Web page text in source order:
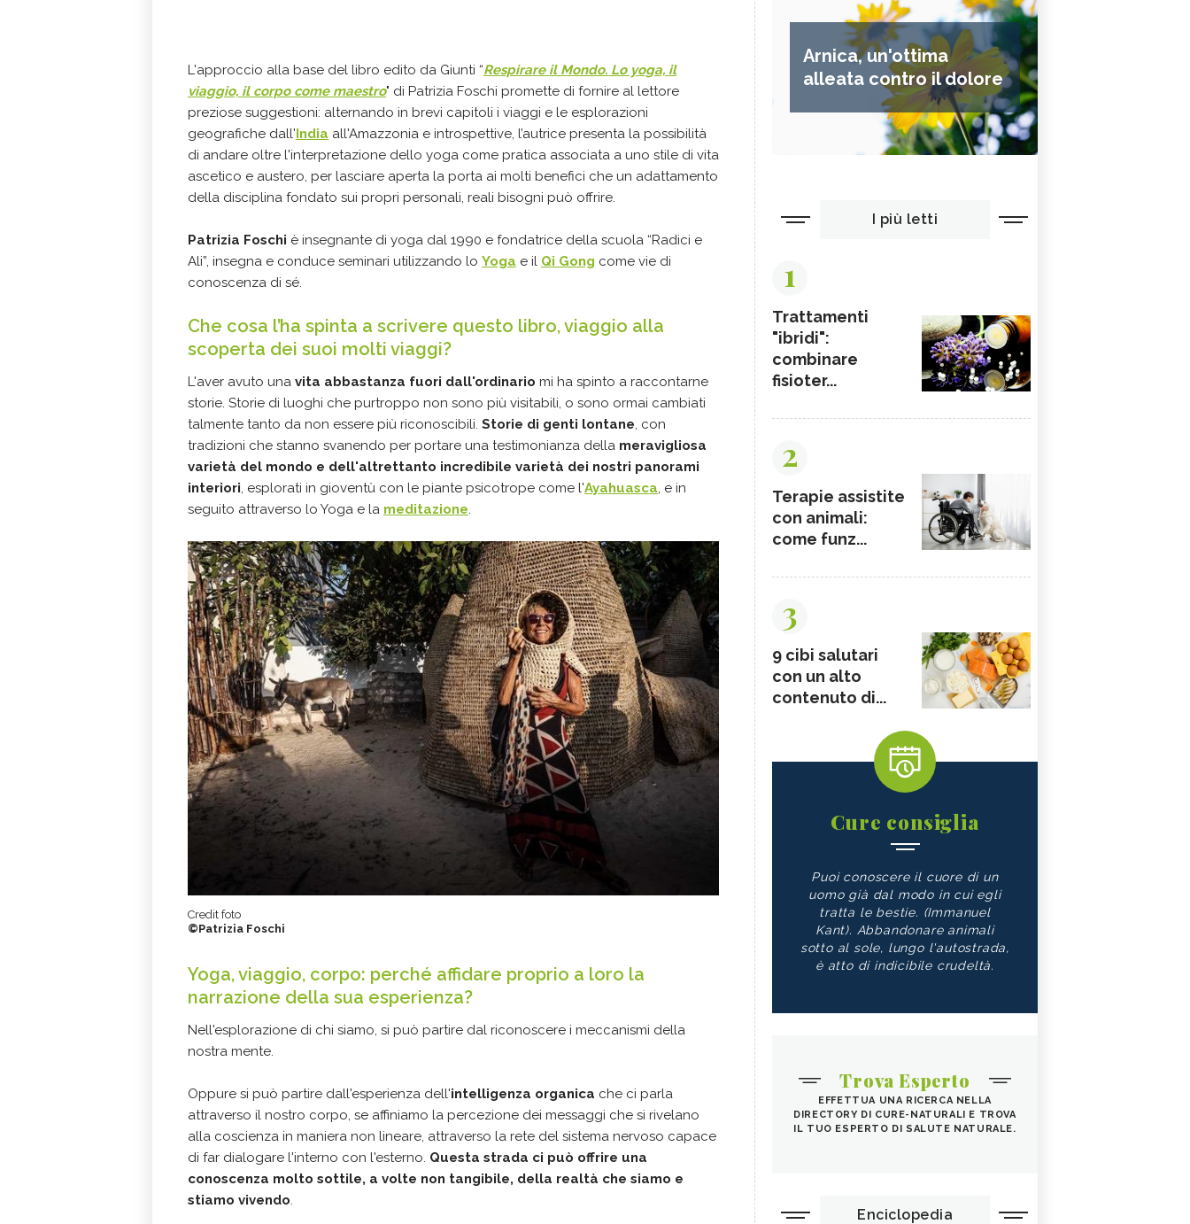
L'approccio alla base del libro edito da Giunti “Respirare il Mondo. Lo yoga, il
viaggio, il corpo come maestro" di Patrizia Foschi promette di fornire al lettore
preziose suggestioni: alternando in brevi capitoli i viaggi e le esplorazioni
geografiche dall'India all'Amazzonia e introspettive, l’autrice presenta la possibilità
di andare oltre l'interpretazione dello yoga come pratica associata a uno stile di vita
ascetico e austero, per lasciare aperta la porta ai molti benefici che un adattamento
della disciplina fondato sui propri personali, reali bisogni può offrire.
Patrizia Foschi è insegnante di yoga dal 1990 e fondatrice della scuola “Radici e
Ali”, insegna e conduce seminari utilizzando lo Yoga e il Qi Gong come vie di
conoscenza di sé.
Che cosa l’ha spinta a scrivere questo libro, viaggio alla
scoperta dei suoi molti viaggi?
L'aver avuto una vita abbastanza fuori dall'ordinario mi ha spinto a raccontarne
storie. Storie di luoghi che purtroppo non sono più visitabili, o sono ormai cambiati
talmente tanto da non essere più riconoscibili. Storie di genti lontane, con
tradizioni che stanno svanendo per portare una testimonianza della meravigliosa
varietà del mondo e dell'altrettanto incredibile varietà dei nostri panorami
interiori, esplorati in gioventù con le piante psicotrope come l'Ayahuasca, e in
seguito attraverso lo Yoga e la meditazione.
Credit foto
©Patrizia Foschi
Yoga, viaggio, corpo: perché affidare proprio a loro la
narrazione della sua esperienza?
Nell'esplorazione di chi siamo, si può partire dal riconoscere i meccanismi della
nostra mente.
Oppure si può partire dall'esperienza dell'intelligenza organica che ci parla
attraverso il nostro corpo, se affiniamo la percezione dei messaggi che si rivelano
alla coscienza in maniera non lineare, attraverso la rete del sistema nervoso capace
di far dialogare l'interno con l'esterno. Questa strada ci può offrire una
conoscenza molto sottile, a volte non tangibile, della realtà che siamo e
stiamo vivendo.
Arnica, un'ottima
alleata contro il dolore
I più letti
1
Trattamenti
"ibridi":
combinare
fisioter...
2
Terapie assistite
con animali:
come funz...
3
9 cibi salutari
con un alto
contenuto di...
Cure consiglia
Puoi conoscere il cuore di un
uomo già dal modo in cui egli
tratta le bestie. (Immanuel
Kant). Abbandonare animali
sotto al sole, lungo l'autostrada,
è atto di indicibile crudeltà.
Trova Esperto
EFFETTUA UNA RICERCA NELLA
DIRECTORY DI CURE-NATURALI E TROVA
IL TUO ESPERTO DI SALUTE NATURALE.
Enciclopedia